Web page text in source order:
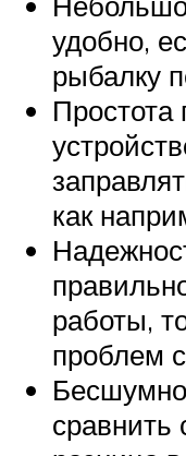
удобно,
рыбалку
как
работы,
проблем
сравнить